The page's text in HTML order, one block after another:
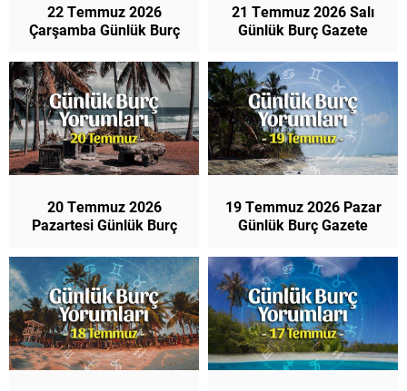
22 Temmuz 2026
Çarşamba Günlük Burç
21 Temmuz 2026 Salı
Günlük Burç Gazete
20 Temmuz 2026
Pazartesi Günlük Burç
19 Temmuz 2026 Pazar
Günlük Burç Gazete